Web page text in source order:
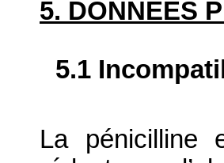
5. DONNÉES
5.1
La pénicilline